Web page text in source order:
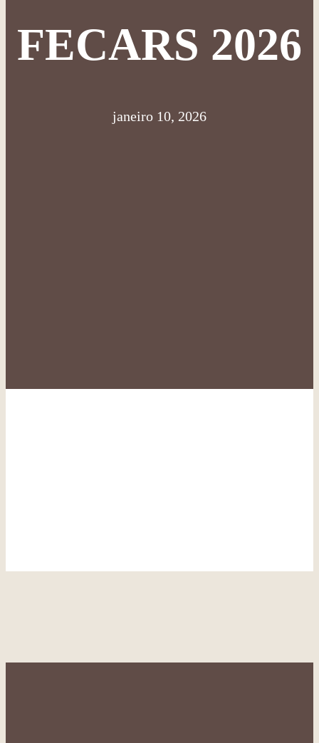
FECARS 2026
janeiro 10, 2026